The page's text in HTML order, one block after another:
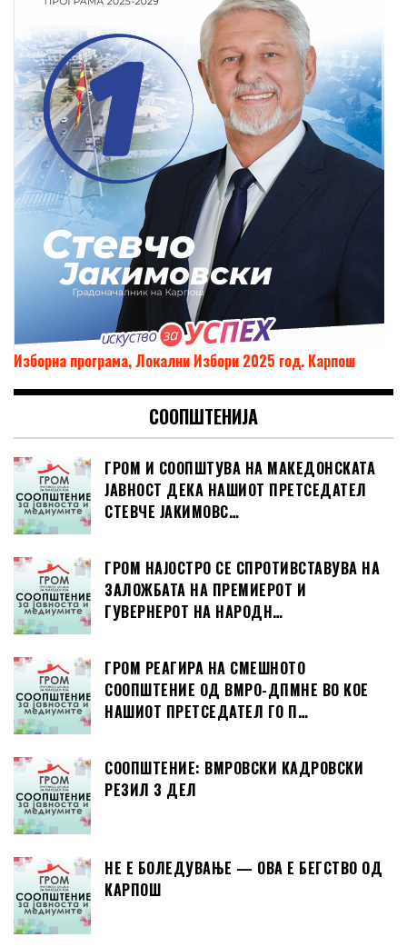
Изборна програма, Локални Избори 2025 год. Карпош
СООПШТЕНИЈА
ГРОМ И СООПШТУВА НА МАКЕДОНСКАТА
ЈАВНОСТ ДЕКА НАШИОТ ПРЕТСЕДАТЕЛ
СТЕВЧЕ ЈАКИМОВС…
ГРОМ НАЈОСТРО СЕ СПРОТИВСТАВУВА НА
ЗАЛОЖБАТА НА ПРЕМИЕРОТ И
ГУВЕРНЕРОТ НА НАРОДН…
ГРОМ РЕАГИРА НА СМЕШНОТО
СООПШТЕНИЕ ОД ВМРО-ДПМНЕ ВО КОЕ
НАШИОТ ПРЕТСЕДАТЕЛ ГО П…
СООПШТЕНИЕ: ВМРОВСКИ КАДРОВСКИ
РЕЗИЛ 3 ДЕЛ
НЕ Е БОЛЕДУВАЊЕ — ОВА Е БЕГСТВО ОД
КАРПОШ